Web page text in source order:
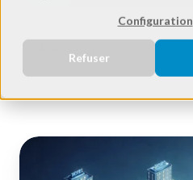
Configuration
Refuser
Externaliser